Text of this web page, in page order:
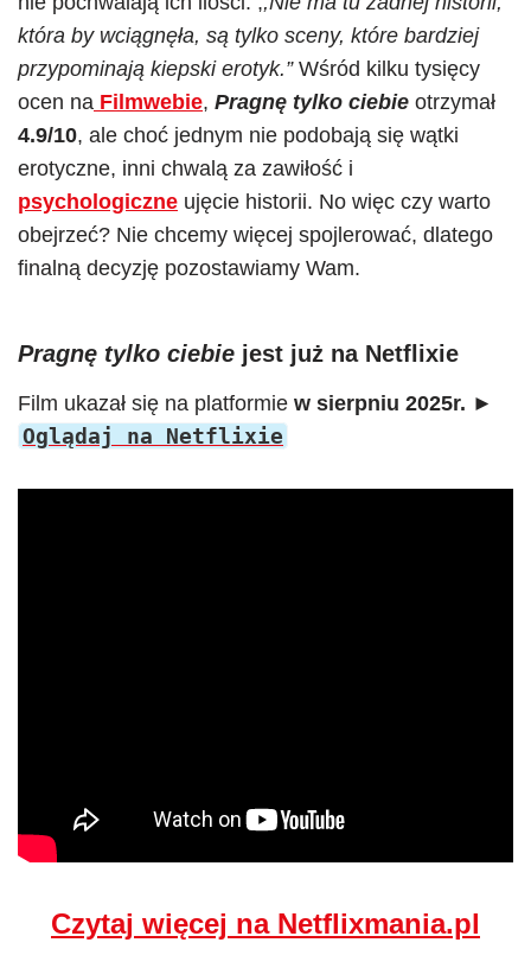
która by wciągnęła, są tylko sceny, które bardziej
przypominają kiepski erotyk.”Wśród kilku tysięcy
ocen na Filmwebie, Pragnę tylko ciebie otrzymał
4.9/10, ale choć jednym nie podobają się wątki
erotyczne, inni chwalą za zawiłość i
psychologiczne ujęcie historii. No więc czy warto
obejrzeć? Nie chcemy więcej spojlerować, dlatego
finalną decyzję pozostawiamy Wam.
Pragnę tylko ciebie jest już na Netflixie
Film ukazał się na platformie w sierpniu 2025r. ►
Oglądaj na Netflixie
Czytaj więcej na Netflixmania.pl